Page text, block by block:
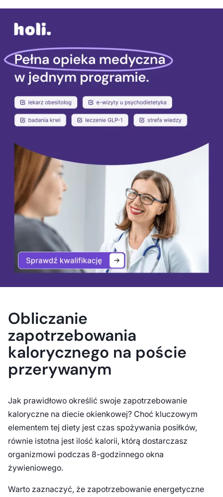
Obliczanie
zapotrzebowania
kalorycznego na poście
przerywanym
Jak prawidłowo określić swoje zapotrzebowanie
kaloryczne na diecie okienkowej? Choć kluczowym
elementem tej diety jest czas spożywania posiłków,
równie istotna jest ilość kalorii, którą dostarczasz
organizmowi podczas 8-godzinnego okna
żywieniowego.
Warto zaznaczyć, że zapotrzebowanie energetyczne